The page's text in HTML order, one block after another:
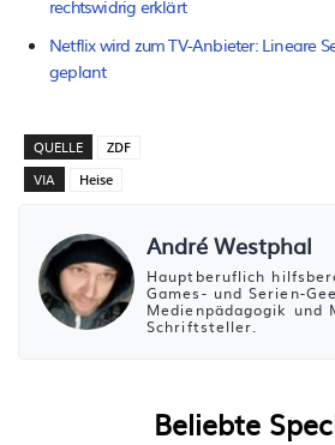
rechtswidrig erklärt
Netflix wird zum TV-Anbieter: Lineare
geplant
QUELLE ZDF
VIA Heise
André Westphal
Hauptberuflich
Games- und Serien-
Medienpädagogik und
Schriftsteller.
Beliebte